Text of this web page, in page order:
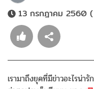
13 กรกฎาคม 2560
เรามาถึงยุคที่มีข่าวอะไรน่